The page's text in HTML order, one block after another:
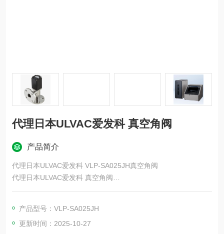
代理日本ULVAC爱发科 真空角阀
产品简介
代理日本ULVAC爱发科 VLP-SA025JH真空角阀
代理日本ULVAC爱发科 真空角阀
ULVAC 的真空阀是基于我们在真空领域的丰富技术和经验而开发
提供的产品系列可满足从大气压到超高真空的广泛需求。
产品型号：VLP-SA025JH
更新时间：2025-10-27